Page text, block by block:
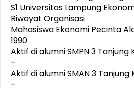
S1 Universitas Lampung
Riwayat Organisasi
Mahasiswa Ekonomi Pecinta
1990
Aktif di alumni SMPN 3
–
Aktif di alumni SMAN 3
–